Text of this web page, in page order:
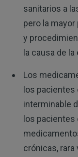
sanitarios a
pero la
y
la causa de
Los
los
interminable
los
crónicas, rara